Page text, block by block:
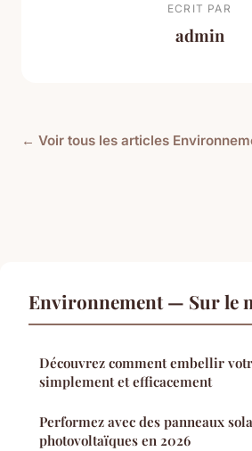
ECRIT PAR
admin
← Voir tous les articles
Environnement — Sur le
Découvrez comment embellir
simplement et efficacement
Performez avec des panneaux
photovoltaïques en 2026